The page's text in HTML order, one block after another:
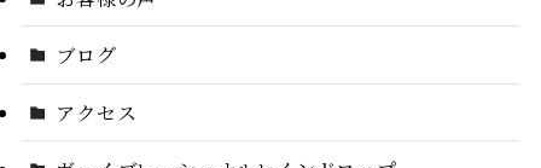
ブログ
アクセス